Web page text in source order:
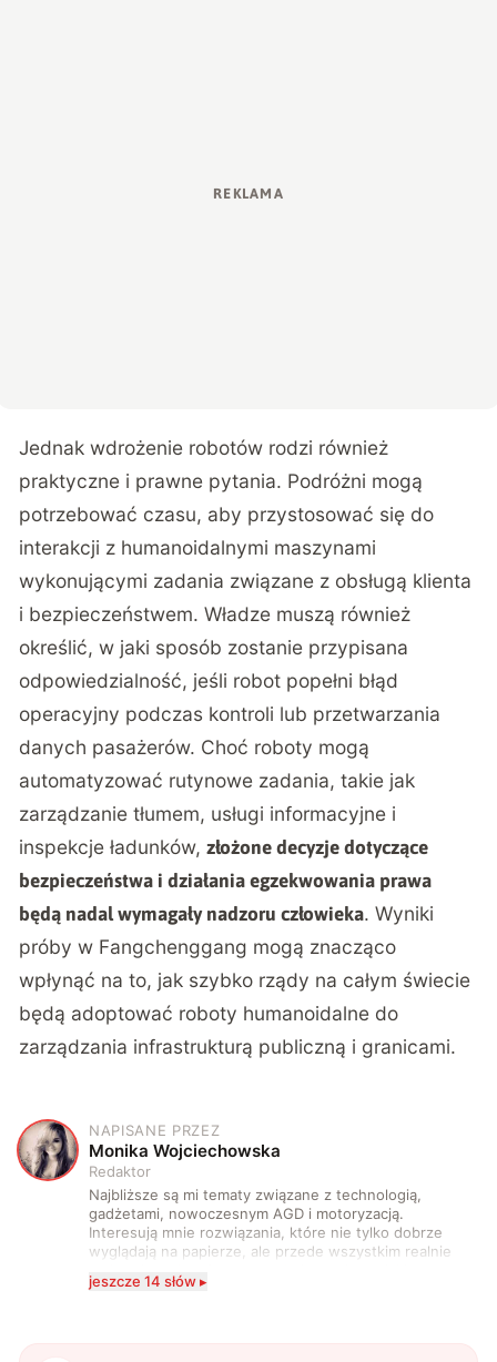
Jednak wdrożenie robotów rodzi również
praktyczne i prawne pytania. Podróżni mogą
potrzebować czasu, aby przystosować się do
interakcji z humanoidalnymi maszynami
wykonującymi zadania związane z obsługą klienta
i bezpieczeństwem. Władze muszą również
określić, w jaki sposób zostanie przypisana
odpowiedzialność, jeśli robot popełni błąd
operacyjny podczas kontroli lub przetwarzania
danych pasażerów. Choć roboty mogą
automatyzować rutynowe zadania, takie jak
zarządzanie tłumem, usługi informacyjne i
inspekcje ładunków,złożone decyzje dotyczące
bezpieczeństwa i działania egzekwowania prawa
będą nadal wymagały nadzoru człowieka. Wyniki
próby w Fangchenggang mogą znacząco
wpłynąć na to, jak szybko rządy na całym świecie
będą adoptować roboty humanoidalne do
zarządzania infrastrukturą publiczną i granicami.
M
NAPISANE PRZEZ
Monika Wojciechowska
Redaktor
Najbliższe są mi tematy związane z technologią,
gadżetami, nowoczesnym AGD i motoryzacją.
Interesują mnie rozwiązania, które nie tylko dobrze
wyglądają na papierze, ale przede wszystkim realnie
wpływają na komfort, wygodę i sposób, w jaki
korzystamy z technologii na co dzień. Ukończyłam
muzykę.
jeszcze 14 słów ▸